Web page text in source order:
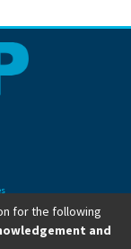
for the following
and